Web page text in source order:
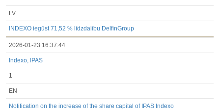
LV
INDEXO iegūst 71,52 % līdzdalību DelfinGroup
2026-01-23 16:37:44
Indexo, IPAS
1
EN
Notification on the increase of the share capital of IPAS Indexo